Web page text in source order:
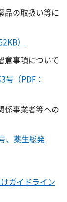
品の取扱い等に
）
意事項について
号（PDF：
係事業者等への
、薬生総発
ガイドライン